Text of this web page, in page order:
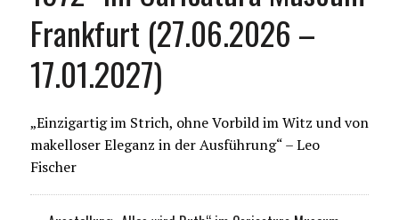
Frankfurt (27.06.2026 –
17.01.2027)
„Einzigartig im Strich, ohne Vorbild im Witz und von
makelloser Eleganz in der Ausführung“ – Leo
Fischer